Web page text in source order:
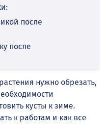
после
после
нужно обрезать,
кусты к зиме.
к работам и как все